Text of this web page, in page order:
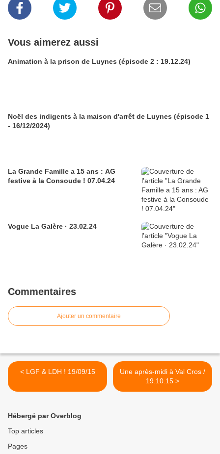
Vous aimerez aussi
Animation à la prison de Luynes (épisode 2 : 19.12.24)
Noël des indigents à la maison d'arrêt de Luynes (épisode 1
- 16/12/2024)
La Grande Famille a 15 ans : AG
festive à la Consoude ! 07.04.24
Vogue La Galère · 23.02.24
Commentaires
Ajouter un commentaire
< LGF & LDH ! 19/09/15
Une après-midi à Val Cros /
19.10.15 >
Hébergé par Overblog
Top articles
Pages